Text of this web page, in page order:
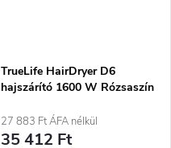
TrueLife HairDryer D6
hajszárító 1600 W Rózsaszín
27 883 Ft ÁFA nélkül
35 412 Ft